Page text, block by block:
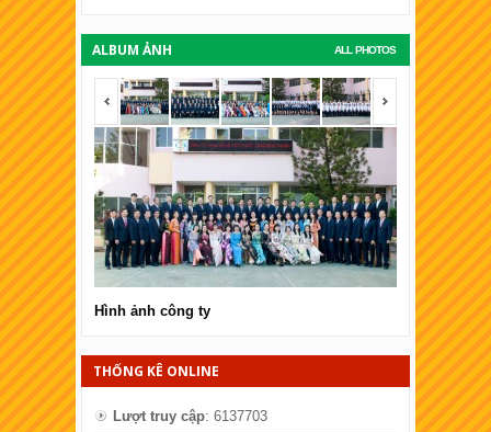
ALL PHOTOS
ALBUM ẢNH
<span></span> <span></
Hình ảnh công ty Hình ảnh
THỐNG KÊ ONLINE
Lượt truy cập: 6137703